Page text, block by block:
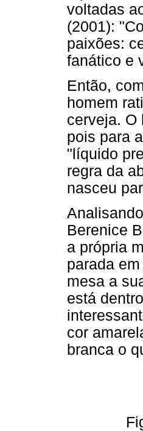
voltadas
(2001):
paixões:
fanático e
Então,
homem
cerveja. O
pois para
"líquido
regra da
nasceu
Berenice
a própria
parada
mesa a
está
cor
branca o